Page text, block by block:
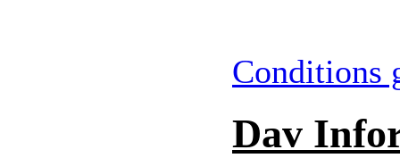
Conditions
Dav